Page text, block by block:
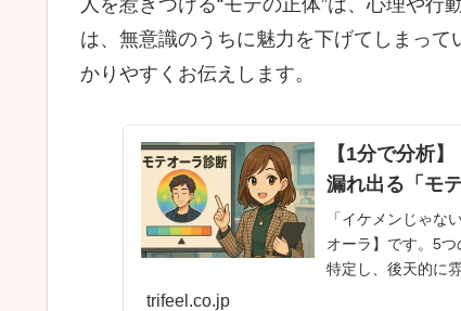
は、無意識のうちに魅力を下げてしまっ
かりやすくお伝えします。
【1分で分析
漏れ出る「モ
「イケメンじゃな
オーラ】です。5
特定し、後天的に
trifeel.co.jp